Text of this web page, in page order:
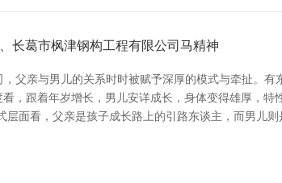
长葛市枫津钢构工程有限公司马精神
父亲与男儿的关系时时被赋予深厚的模式与牵扯。
，跟着年岁增长，男儿安详成长，身体变得雄厚，
面看，父亲是孩子成长路上的引路东谈主，而男儿则